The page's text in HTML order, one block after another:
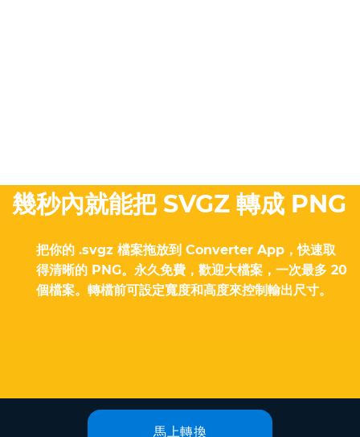
幾秒內就能把 SVGZ 轉成 PNG
把你的 .svgz 檔案拖放到 Converter App，快速取
得清晰的 PNG。永久免費，歡迎大檔案，一次最多 20
個檔案。轉檔前可設定寬度和高度來控制輸出尺寸。
馬上轉換